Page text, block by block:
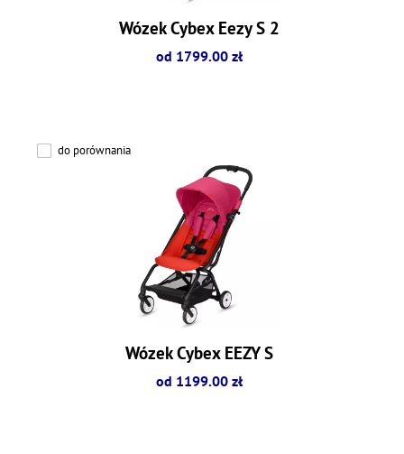
Wózek Cybex Eezy S 2
od 1799.00 zł
do porównania
Wózek Cybex EEZY S
od 1199.00 zł